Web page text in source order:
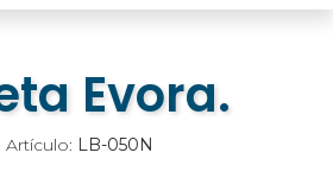
Evora.
Artículo: LB-050N